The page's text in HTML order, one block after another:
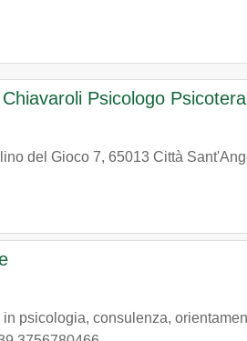
Psicologo
del Gioco 7, 65013 Città
psicologia, consulenza,